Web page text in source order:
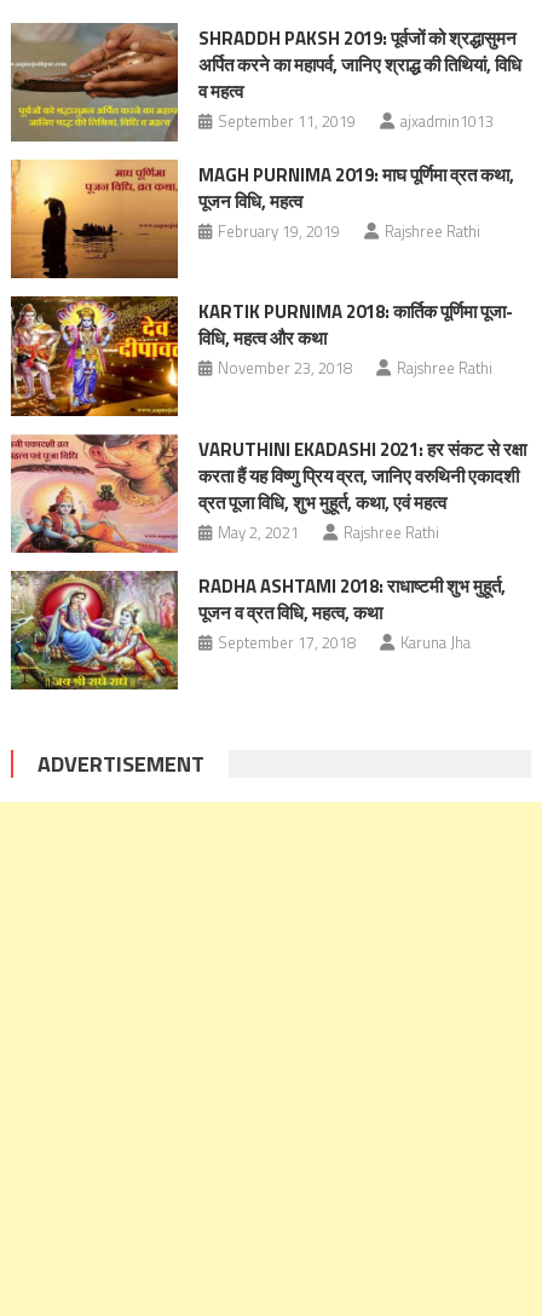
SHRADDH PAKSH 2019: पूर्वजों को श्रद्धासुमन
अर्पित करने का महापर्व, जानिए श्राद्ध की तिथियां, विधि
व महत्व
September 11, 2019 ajxadmin1013
MAGH PURNIMA 2019: माघ पूर्णिमा व्रत कथा,
पूजन विधि, महत्व
February 19, 2019 Rajshree Rathi
KARTIK PURNIMA 2018: कार्तिक पूर्णिमा पूजा-
विधि, महत्व और कथा
November 23, 2018 Rajshree Rathi
VARUTHINI EKADASHI 2021: हर संकट से रक्षा
करता हैं यह विष्णु प्रिय व्रत, जानिए वरुथिनी एकादशी
व्रत पूजा विधि, शुभ मुहूर्त, कथा, एवं महत्व
May 2, 2021 Rajshree Rathi
RADHA ASHTAMI 2018: राधाष्टमी शुभ मुहूर्त,
पूजन व व्रत विधि, महत्व, कथा
September 17, 2018 Karuna Jha
ADVERTISEMENT